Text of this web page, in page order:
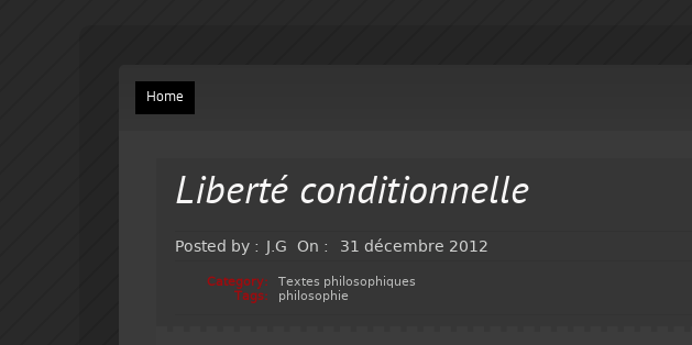
Home
Liberté conditionnelle
Posted by : J.G On : 31 décembre 2012
Category:
Textes philosophiques
Tags:
philosophie